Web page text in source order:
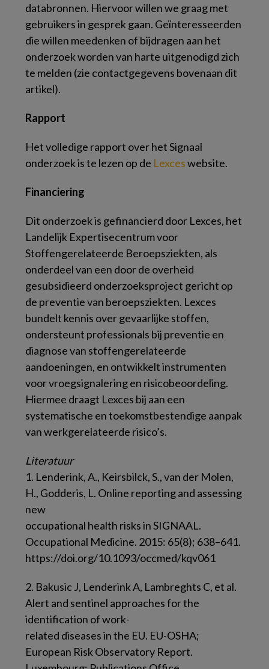
databronnen. Hiervoor willen we graag met
gebruikers in gesprek gaan. Geïnteresseerden
die willen meedenken of bijdragen aan het
onderzoek worden van harte uitgenodigd zich
te melden (zie contactgegevens bovenaan dit
artikel).
Rapport
Het volledige rapport over het Signaal
onderzoek is te lezen op de Lexceswebsite.
Financiering
Dit onderzoek is gefinancierd door Lexces, het
Landelijk Expertisecentrum voor
Stoffengerelateerde Beroepsziekten, als
onderdeel van een door de overheid
gesubsidieerd onderzoeksproject gericht op
de preventie van beroepsziekten. Lexces
bundelt kennis over gevaarlijke stoffen,
ondersteunt professionals bij preventie en
diagnose van stoffengerelateerde
aandoeningen, en ontwikkelt instrumenten
voor vroegsignalering en risicobeoordeling.
Hiermee draagt Lexces bij aan een
systematische en toekomstbestendige aanpak
van werkgerelateerde risico’s.
Literatuur
1. Lenderink, A., Keirsbilck, S., van der Molen,
H., Godderis, L. Online reporting and assessing
new
occupational health risks in SIGNAAL.
Occupational Medicine. 2015: 65(8); 638–641.
https://doi.org/10.1093/occmed/kqv061
2. Bakusic J, Lenderink A, Lambreghts C, et al.
Alert and sentinel approaches for the
identification of work-
related diseases in the EU. EU-OSHA;
European Risk Observatory Report.